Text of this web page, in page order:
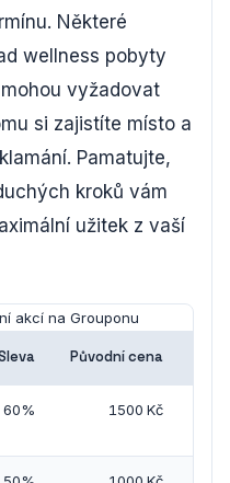
Některé
wellness pobyty
vyžadovat
si zajistíte místo a
Pamatujte,
kroků vám
užitek z vaší
akcí na Grouponu
Původní cena
60% 1500 Kč